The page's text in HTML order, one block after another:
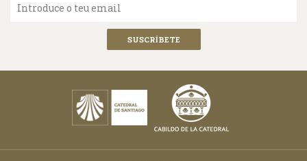
Introduce o teu email